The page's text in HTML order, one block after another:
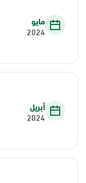
مايو
2024
أبريل
2024